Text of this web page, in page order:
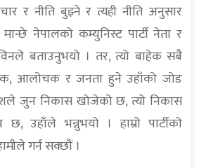
र नीति बुझ्ने र त्यही नीति अनुसार
नेपालको कम्युनिस्ट पार्टी नेता र
बताउनुभयो । तर, त्यो बाहेक सबै
आलोचक र जनता हुने उहाँको जोड
जुन निकास खोजेको छ, त्यो निकास
छ, उहाँले भन्नुभयो । हाम्रो पार्टीको
गर्न सक्छौं ।